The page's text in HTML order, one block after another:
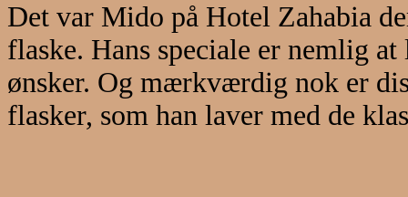
Det var Mido på Hotel Zahabia
flaske. Hans speciale er nemlig
ønsker. Og mærkværdig nok er
flasker, som han laver med de